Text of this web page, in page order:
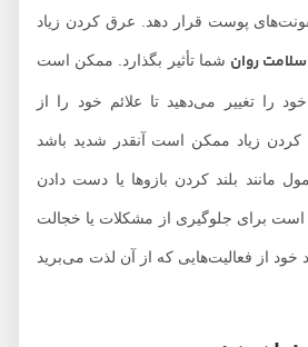
پوست قرار دهد. عرق کردن زیاد
روان شما تأثیر بگذارد. ممکن است
تغییر می‌دهید تا علائم خود را از
زیاد ممکن است آنقدر شدید باشد
بلند کردن بازوها یا دست دادن
برای جلوگیری از مشکلات یا خجالت
فعالیت‌هایی که از آن لذت می‌برید